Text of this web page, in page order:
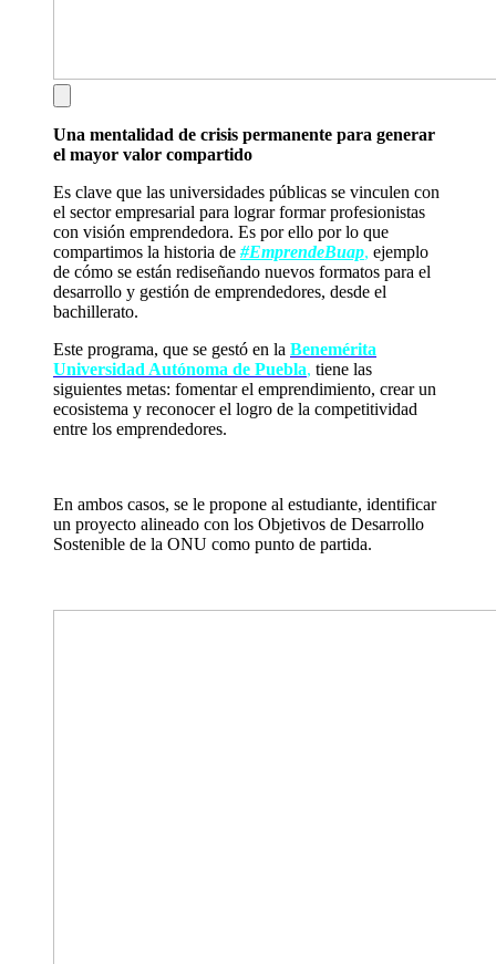
Una mentalidad de crisis permanente para generar
el mayor valor compartido
Es clave que las universidades públicas se vinculen con
el sector empresarial para lograr formar profesionistas
con visión emprendedora. Es por ello por lo que
compartimos la historia de #EmprendeBuap, ejemplo
de cómo se están rediseñando nuevos formatos para el
desarrollo y gestión de emprendedores, desde el
bachillerato.
Este programa, que se gestó en la Benemérita
Universidad Autónoma de Puebla, tiene las
siguientes metas: fomentar el emprendimiento, crear un
ecosistema y reconocer el logro de la competitividad
entre los emprendedores.
En ambos casos, se le propone al estudiante, identificar
un proyecto alineado con los Objetivos de Desarrollo
Sostenible de la ONU como punto de partida.